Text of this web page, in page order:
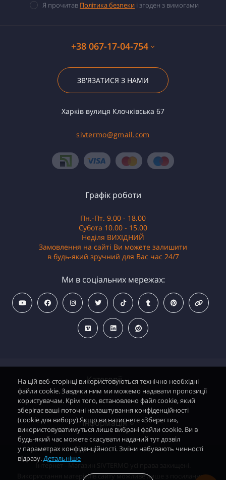
Я прочитав Політика безпеки і згоден з вимогами
+38 067-17-04-754
ЗВ'ЯЗАТИСЯ З НАМИ
Харків вулиця Клочківська 67
sivtermo@gmail.com
Категорії
Водонагрівачі електричні
Димохідні газові колонки
Димохідні газові котли і АОГВ
Радіатори опалення, Тепловентилятори
Інформація
Графік роботи
Пн.-Пт. 9.00 - 18.00
Субота 10.00 - 15.00
Неділя ВИХІДНИЙ
Замовлення на сайті Ви можете залишити
в будь-який зручний для Вас час 24/7
Ми в соціальних мережах:
Інтернет - Магазин SIVTERMO усі права захищені.
Використання матеріалів сайту можливе лише з посиланням
На цій веб-сторінці використовуються технічно необхідні
файли cookie. Завдяки ним ми можемо надавати пропозиції
користувачам. Крім того, встановлено файл cookie, який
зберігає ваші поточні налаштування конфіденційності
(cookie для вибору).Якщо ви натиснете «Зберегти»,
використовуватимуться лише вибрані файли cookie. Ви в
будь-який час можете скасувати наданий тут дозвіл
у параметрах конфіденційності. Зміни набувають чинності
відразу.Детальніше